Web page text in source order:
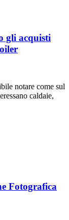
gli acquisti
notare come sul
caldaie,
Fotografica